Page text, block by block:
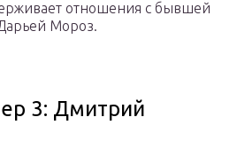
отношения с бывшей
Мороз.
3: Дмитрий